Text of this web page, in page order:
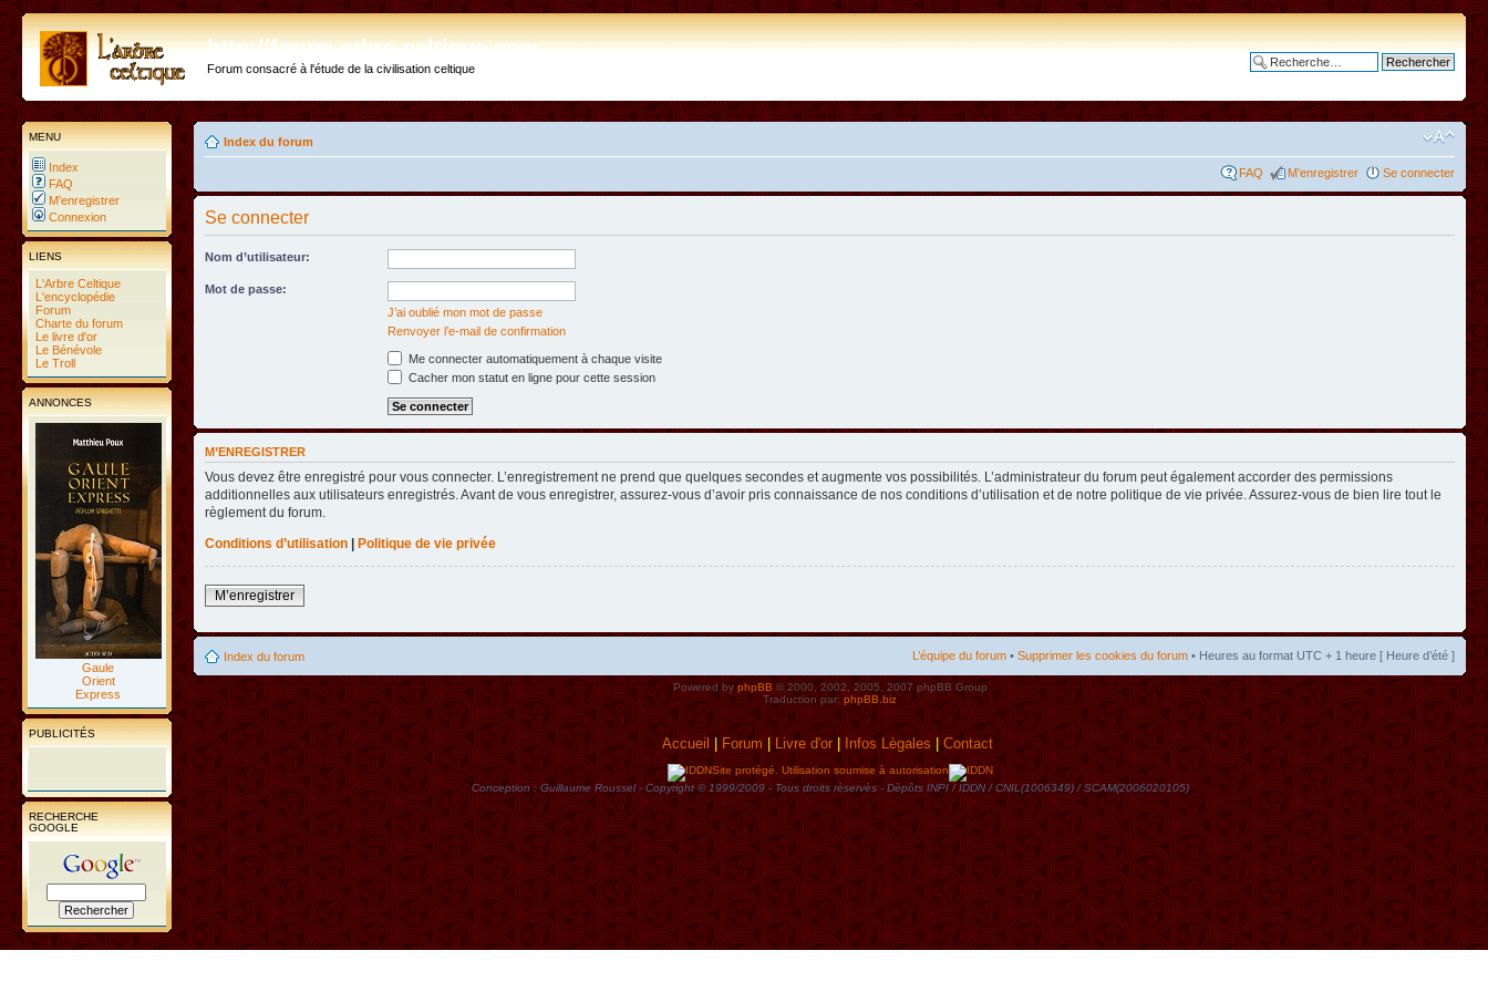
http://forum.arbre-celtique.com
Forum consacré à l'étude de la civilisation celtique
MENU
Index
FAQ
M’enregistrer
Connexion
LIENS
L'Arbre Celtique
L'encyclopédie
Forum
Charte du forum
Le livre d'or
Le Bénévole
Le Troll
ANNONCES
Gaule
Orient
Express
PUBLICITÉS
RECHERCHE
GOOGLE
Index du forum
FAQ M’enregistrer Se connecter
Se connecter
Nom d’utilisateur:
Mot de passe:
J’ai oublié mon mot de passe
Renvoyer l’e-mail de confirmation
Me connecter automatiquement à chaque visite
Cacher mon statut en ligne pour cette session
M’ENREGISTRER
Vous devez être enregistré pour vous connecter. L’enregistrement ne prend que quelques secondes et augmente vos possibilités. L’administrateur du forum peut également accorder des permissions
additionnelles aux utilisateurs enregistrés. Avant de vous enregistrer, assurez-vous d’avoir pris connaissance de nos conditions d’utilisation et de notre politique de vie privée. Assurez-vous de bien lire tout le
règlement du forum.
Conditions d’utilisation
Politique de vie privée
M’enregistrer
Index du forum L’équipe du forum • Supprimer les cookies du forum • Heures au format UTC + 1 heure [ Heure d’été ]
Powered byphpBB© 2000, 2002, 2005, 2007 phpBB Group
Traduction par:phpBB.biz
Accueil| Forum|Livre d'or|Infos Lègales|Contact
Site protégé. Utilisation soumise à autorisation
Conception : Guillaume Roussel - Copyright © 1999/2009 - Tous droits rèservès - Dèpôts INPI / IDDN / CNIL(1006349) / SCAM(2006020105)